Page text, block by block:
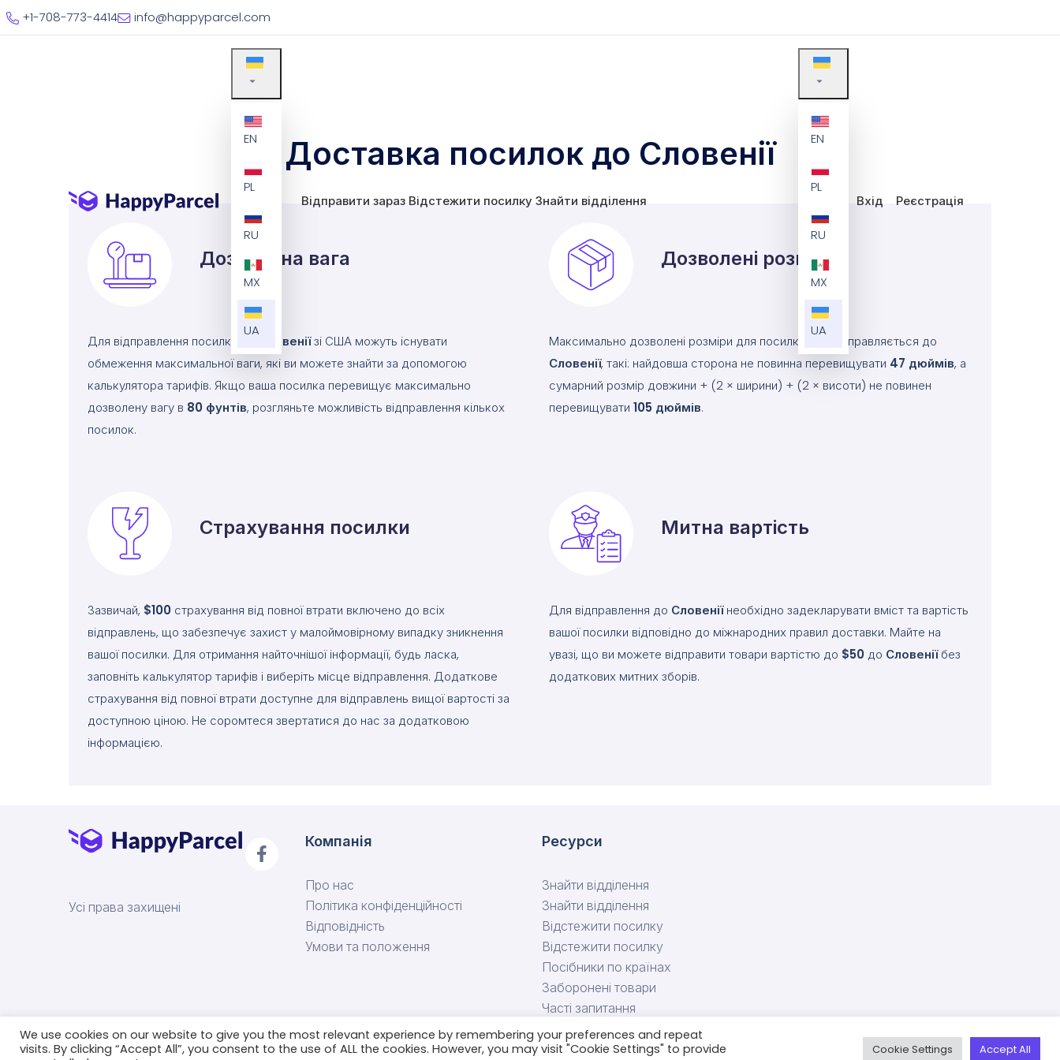
+1-708-773-4414 info@happyparcel.com
EN
PL
RU
MX
UA
Відправити зараз Відстежити посилку Знайти відділення
EN
PL
RU
MX
UA
Вхід Реєстрація
Доставка посилок до Словенії
Дозволена вага
Для відправлення посилки до Словеніїзі США можуть існувати
обмеження максимальної ваги, які ви можете знайти за допомогою
калькулятора тарифів. Якщо ваша посилка перевищує максимально
дозволену вагу в 80 фунтів, розгляньте можливість відправлення кількох
посилок.
Дозволені розміри
Максимально дозволені розміри для посилки, що відправляється до
Словенії, такі: найдовша сторона не повинна перевищувати 47 дюймів, а
сумарний розмір довжини + (2 × ширини) + (2 × висоти) не повинен
перевищувати 105 дюймів.
Страхування посилки
Зазвичай, $100 страхування від повної втрати включено до всіх
відправлень, що забезпечує захист у малоймовірному випадку зникнення
вашої посилки. Для отримання найточнішої інформації, будь ласка,
заповніть калькулятор тарифів і виберіть місце відправлення. Додаткове
страхування від повної втрати доступне для відправлень вищої вартості за
доступною ціною. Не соромтеся звертатися до нас за додатковою
інформацією.
Митна вартість
Для відправлення до Словеніїнеобхідно задекларувати вміст та вартість
вашої посилки відповідно до міжнародних правил доставки. Майте на
увазі, що ви можете відправити товари вартістю до $50 до Словеніїбез
додаткових митних зборів.
Усі права захищені
Компанія
Про нас
Політика конфіденційності
Відповідність
Умови та положення
Ресурси
Знайти відділення
Знайти відділення
Відстежити посилку
Відстежити посилку
Посібники по країнах
Заборонені товари
Часті запитання
Зв’яжіться з нами
We use cookies on our website to give you the most relevant experience by remembering your preferences and repeat
visits. By clicking “Accept All”, you consent to the use of ALL the cookies. However, you may visit "Cookie Settings" to provide
Cookie Settings Accept All